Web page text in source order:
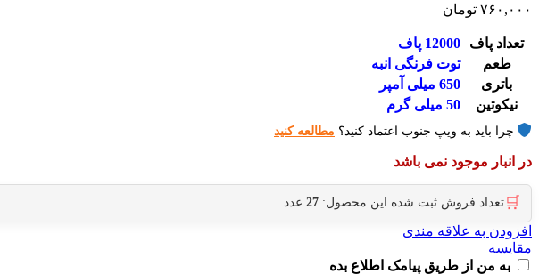
۷۶۰,۰۰۰ تومان
تعداد پاف
12000 پاف
طعم
توت فرنگی انبه
باتری
650 میلی آمپر
نیکوتین
50 میلی گرم
چرا باید به ویپ جنوب اعتماد کنید؟ مطالعه کنید
در انبار موجود نمی باشد
🛒 تعداد فروش ثبت شده این محصول: 27 عدد
افزودن به علاقه مندی
مقایسه
به من از طریق پیامک اطلاع بده